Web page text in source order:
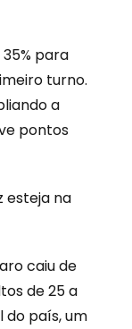
para
turno.
a
pontos
esteja na
caiu de
de 25 a
do país, um